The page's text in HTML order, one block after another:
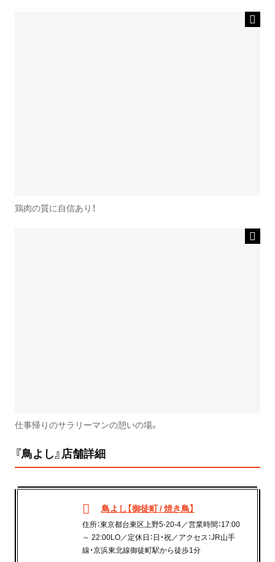
鶏肉の質に自信あり！
仕事帰りのサラリーマンの憩いの場。
『鳥よし』店舗詳細
鳥よし【御徒町 / 焼き鳥】
住所：東京都台東区上野5-20-4／営業時間：17:00
～ 22:00LO／定休日：日・祝／アクセス：JR山手
線・京浜東北線御徒町駅から徒歩1分